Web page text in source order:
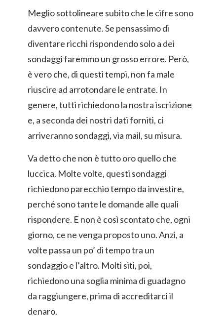
Meglio sottolineare subito che le cifre sono
davvero contenute. Se pensassimo di
diventare ricchi rispondendo solo a dei
sondaggi faremmo un grosso errore. Però,
è vero che, di questi tempi, non fa male
riuscire ad arrotondare le entrate. In
genere, tutti richiedono la nostra iscrizione
e, a seconda dei nostri dati forniti, ci
arriveranno sondaggi, via mail, su misura.
Va detto che non è tutto oro quello che
luccica. Molte volte, questi sondaggi
richiedono parecchio tempo da investire,
perché sono tante le domande alle quali
rispondere. E non è così scontato che, ogni
giorno, ce ne venga proposto uno. Anzi, a
volte passa un po’ di tempo tra un
sondaggio e l’altro. Molti siti, poi,
richiedono una soglia minima di guadagno
da raggiungere, prima di accreditarci il
denaro.